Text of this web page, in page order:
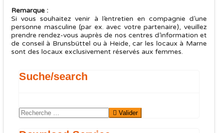
Remarque :
Si vous souhaitez venir à l’entretien en compagnie d’une
personne masculine (par ex. avec votre partenaire), veuillez
prendre rendez-vous auprès de nos centres d’information et
de conseil à Brunsbüttel ou à Heide, car les locaux à Marne
sont des locaux exclusivement réservés aux femmes.
Suche/search
Valider Valider